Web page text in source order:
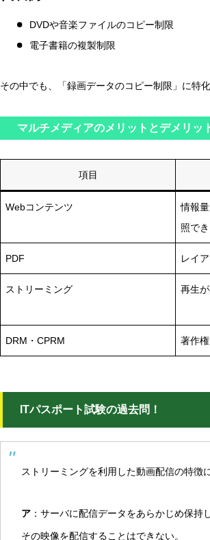
DVDや音楽ファイルのコピー制限
電子書籍の複製制限
その中でも、「録画データのコピー制限」に特
マルチメディアのメリットとデメリッ
項目
Webコンテンツ
情報
照で
PDF レイ
ストリーミング 再生
DRM・CPRM 著作
ITパスポート試験の過去問！
ストリーミングを利用した動画配信の特徴
ア ：サーバに配信データをあらかじめ保
その映像を配信することはできない。